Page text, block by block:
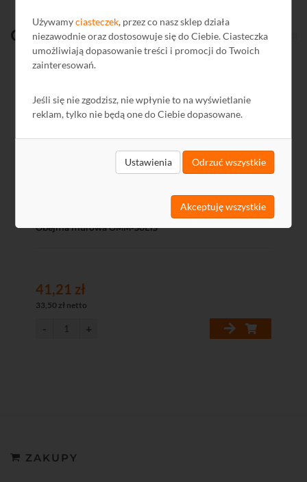
Używamyciasteczek, przez co nasz sklep działa
niezawodnie oraz dostosowuje się do Ciebie. Ciasteczka
umożliwiają dopasowanie treści i promocji do Twoich
zainteresowań.
Jeśli się nie zgodzisz, nie wpłynie to na wyświetlanie
reklam, tylko nie będą one do Ciebie dopasowane.
Ustawienia Odrzuć wszystkie
Akceptuję wszystkie
Ostatniooglądane
Obejma murowa OMM-50L13
41,21 zł
33,50 zł netto
ZAKUPY